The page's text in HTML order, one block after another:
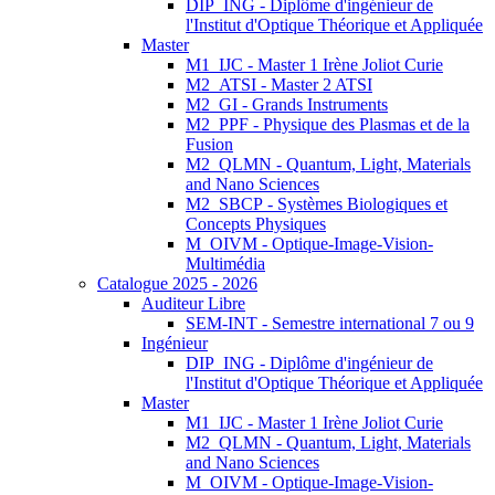
DIP_ING - Diplôme d'ingénieur de
l'Institut d'Optique Théorique et Appliquée
Master
M1_IJC - Master 1 Irène Joliot Curie
M2_ATSI - Master 2 ATSI
M2_GI - Grands Instruments
M2_PPF - Physique des Plasmas et de la
Fusion
M2_QLMN - Quantum, Light, Materials
and Nano Sciences
M2_SBCP - Systèmes Biologiques et
Concepts Physiques
M_OIVM - Optique-Image-Vision-
Multimédia
Catalogue 2025 - 2026
Auditeur Libre
SEM-INT - Semestre international 7 ou 9
Ingénieur
DIP_ING - Diplôme d'ingénieur de
l'Institut d'Optique Théorique et Appliquée
Master
M1_IJC - Master 1 Irène Joliot Curie
M2_QLMN - Quantum, Light, Materials
and Nano Sciences
M_OIVM - Optique-Image-Vision-